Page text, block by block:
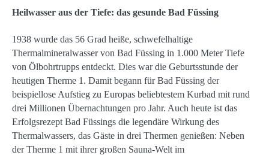
Heilwasser aus der Tiefe: das gesunde Bad Füssing
1938 wurde das 56 Grad heiße, schwefelhaltige
Thermalmineralwasser von Bad Füssing in 1.000 Meter Tiefe
von Ölbohrtrupps entdeckt. Dies war die Geburtsstunde der
heutigen Therme 1. Damit begann für Bad Füssing der
beispiellose Aufstieg zu Europas beliebtestem Kurbad mit rund
drei Millionen Übernachtungen pro Jahr. Auch heute ist das
Erfolgsrezept Bad Füssings die legendäre Wirkung des
Thermalwassers, das Gäste in drei Thermen genießen: Neben
der Therme 1 mit ihrer großen Sauna-Welt im